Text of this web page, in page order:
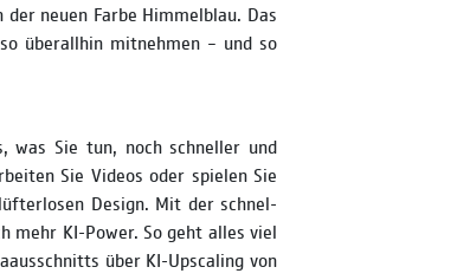
neuen Farbe Himmelblau. Das
überall­hin mitnehmen – und so
was Sie tun, noch schneller und
Sie Videos oder spielen Sie
Design. Mit der schnel­
mehr KI-Power. So geht alles viel
über KI-Upscaling von